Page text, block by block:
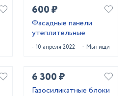
600 ₽
Фасадные панели
утеплительные
10 апреля 2022 Мытищи
6 300 ₽
Газосиликатные блоки